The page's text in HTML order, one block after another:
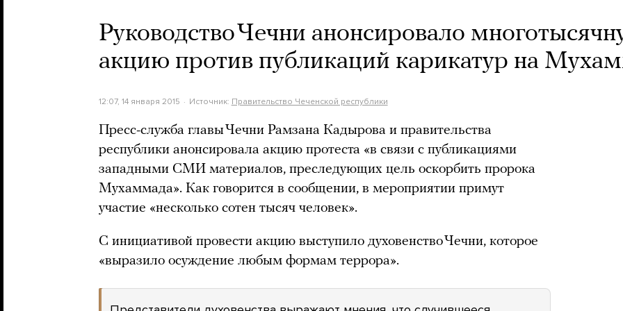
Руководство Чечни анонсировало
акцию против публикаций карикатур на
12:07, 14 января 2015 Источник: Правительство Чеченской республики
Пресс-служба главы Чечни Рамзана Кадырова и правительства
республики анонсировала акцию протеста «в связи с публикациями
западными СМИ материалов, преследующих цель оскорбить пророка
Мухаммада». Как говорится в сообщении, в мероприятии примут
участие «несколько сотен тысяч человек».
С инициативой провести акцию выступило духовенство Чечни, которое
«выразило осуждение любым формам террора».